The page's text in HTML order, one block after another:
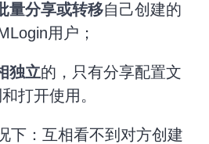
量分享或转移自己创建的
用户；
独立的，只有分享配置文
打开使用。
下：互相看不到对方创建